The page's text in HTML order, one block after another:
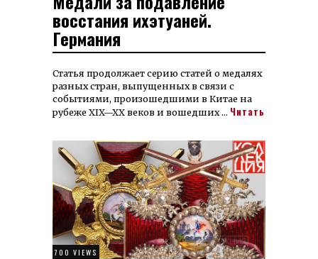
восстания ихэтуаней.
Германия
Статья продолжает серию статей о медалях
разных стран, выпущенных в связи с
событиями, произошедшими в Китае на
рубеже XIX—XX веков и вошедших … Читать
700 VIEWS